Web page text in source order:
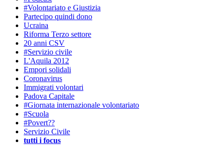
#Volontariato e Giustizia
Partecipo quindi dono
Ucraina
Riforma Terzo settore
20 anni CSV
#Servizio civile
L'Aquila 2012
Empori solidali
Coronavirus
Immigrati volontari
Padova Capitale
#Giornata internazionale volontariato
#Scuola
#Povert??
Servizio Civile
tutti i focus